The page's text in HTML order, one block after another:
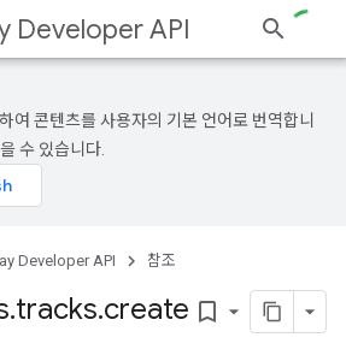
Developer API
여 콘텐츠를 사용자의 기본 언어로 번역합니
수 있습니다.
Developer API 참조
.tracks.create bookmark_border